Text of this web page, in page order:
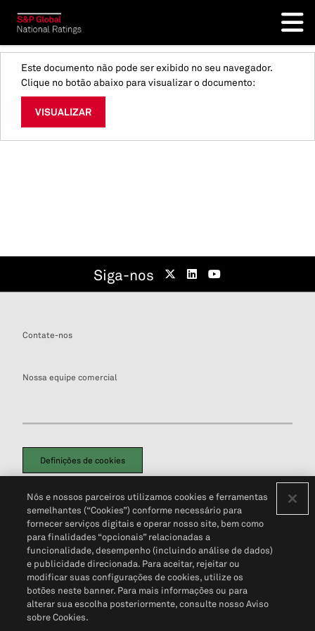
Este documento não pode ser exibido no seu navegador.
Clique no botão abaixo para visualizar o documento:
VISUALIZAR
Siga-nos
Contate-nos
Nossa equipe comercial
Definições de cookies
Política de PrivacidadePortal de privacidade do cliente (em inglês)
Não Venda Minhas Informações Pessoais© 2026 S&P Global
Nós e nossos parceiros utilizamos cookies e ferramentas
semelhantes (“Cookies”) conforme necessário para
fornecer serviços digitais e operar nosso site, bem como
para finalidades “opcionais” relacionadas a
funcionalidade, desempenho (incluindo análise de dados)
e publicidade direcionada. Para aceitar, rejeitar ou
modificar suas configurações de cookies, utilize os
botões neste banner. Para mais informações ou para
alterar sua escolha posteriormente, consulte nosso Aviso
sobre Cookies.